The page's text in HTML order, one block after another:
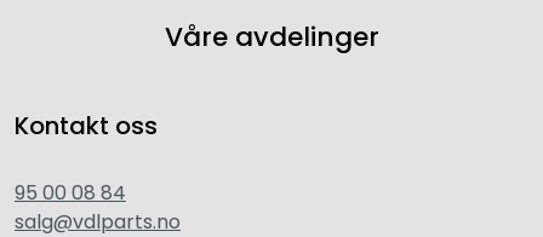
Våre avdelinger
Kontakt oss
95 00 08 84
salg@vdlparts.no